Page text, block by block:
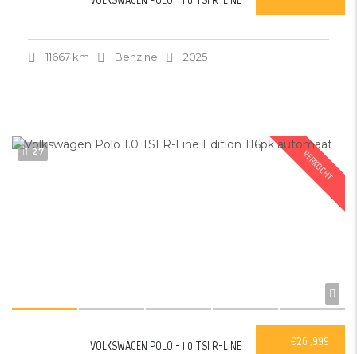
11667 km Benzine 2025
VERKOCHT
27
€26 ,999
VOLKSWAGEN POLO - 1.0 TSI R-LINE